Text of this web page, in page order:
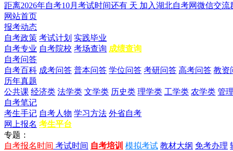
距离2026年自考10月考试时间还有 天 加入湖北自考网微信交流
网站首页
报考动态
自考政策 考试计划 实践毕业
自考专业 自考院校 考场查询 成绩查询
自考问答
自考百科 成考问答 普本问答 学位问答 考研问答 高考问答 教资
历年真题
公共课 经济类 法学类 文学类 历史类 理学类 工学类 农学类 管
自考笔记
考生手记 自考人物 学习方法 外省自考
网上报名 考生平台
专题：
自考报名时间 考试时间 自考培训 模拟考试 教材大纲 免考办理